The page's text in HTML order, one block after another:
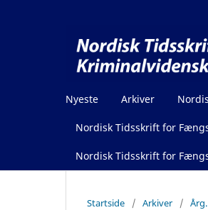
Nyeste Arkiver
Nordisk Tidsskrift for
Nordisk Tidsskrift for
Startside / Arkiver /